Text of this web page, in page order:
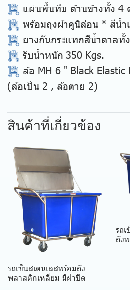
แผ่นพื้นทึบ ด้านข้างทั้ง 4
พร้อมถุงผ้าคูนิล่อน * สีน้ำ
ยางกันกระแทกสีน้ำตาลทั้
รับน้ำหนัก 350 Kgs.
ล้อ MH 6 " Black Elastic
(ล้อเป็น 2 , ล้อตาย 2)
สินค้าที่เกี่ยวข้อง
รถเข็นสเตนเลสพร้อมถัง
พลาสติกเหลี่ยม มีฝาปิด
รถ
ถัง